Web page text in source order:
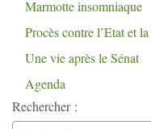
Marmotte insomniaque
Procès contre l’Etat et la
Une vie après le Sénat
Agenda
Rechercher :